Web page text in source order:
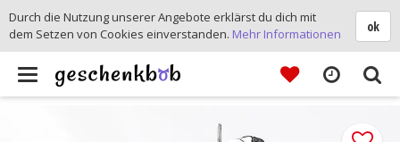
Toggle
ok
Durch die Nutzung unserer Angebote erklärst du dich mit
dem Setzen von Cookies einverstanden. Mehr Informationen